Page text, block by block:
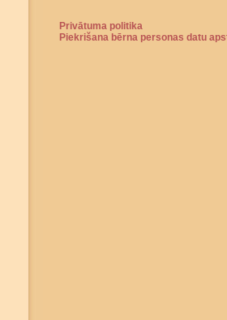
Privātuma politika
Piekrišana bērna personas datu